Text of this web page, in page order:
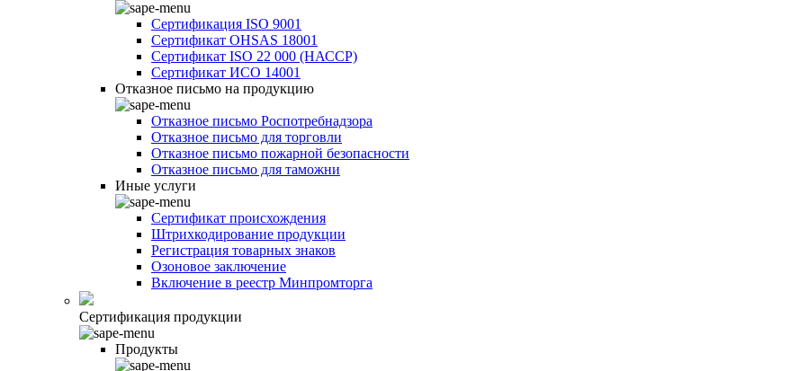
Сертификация ISO 9001
Сертификат OHSAS 18001
Сертификат ISO 22 000 (НАССР)
Сертификат ИСО 14001
Отказное письмо на продукцию
Отказное письмо Роспотребнадзора
Отказное письмо для торговли
Отказное письмо пожарной безопасности
Отказное письмо для таможни
Иные услуги
Сертификат происхождения
Штрихкодирование продукции
Регистрация товарных знаков
Озоновое заключение
Включение в реестр Минпромторга
Сертификация продукции
Продукты